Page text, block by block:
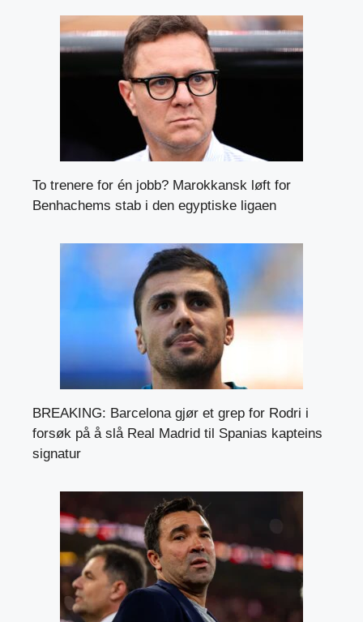
To trenere for én jobb? Marokkansk løft for
Benhachems stab i den egyptiske ligaen
BREAKING: Barcelona gjør et grep for Rodri i
forsøk på å slå Real Madrid til Spanias kapteins
signatur